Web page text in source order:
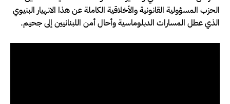
الحزب المسؤولية القانونية والأخلاقية الكاملة عن هذا الانهيار البنيوي
الذي عطل المسارات الدبلوماسية وأحال أمن اللبنانيين إلى جحيم.